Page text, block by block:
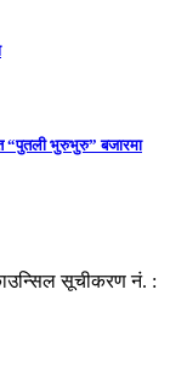
“पुतली भुरुभुरु” बजारमा
सूचीकरण नं. :